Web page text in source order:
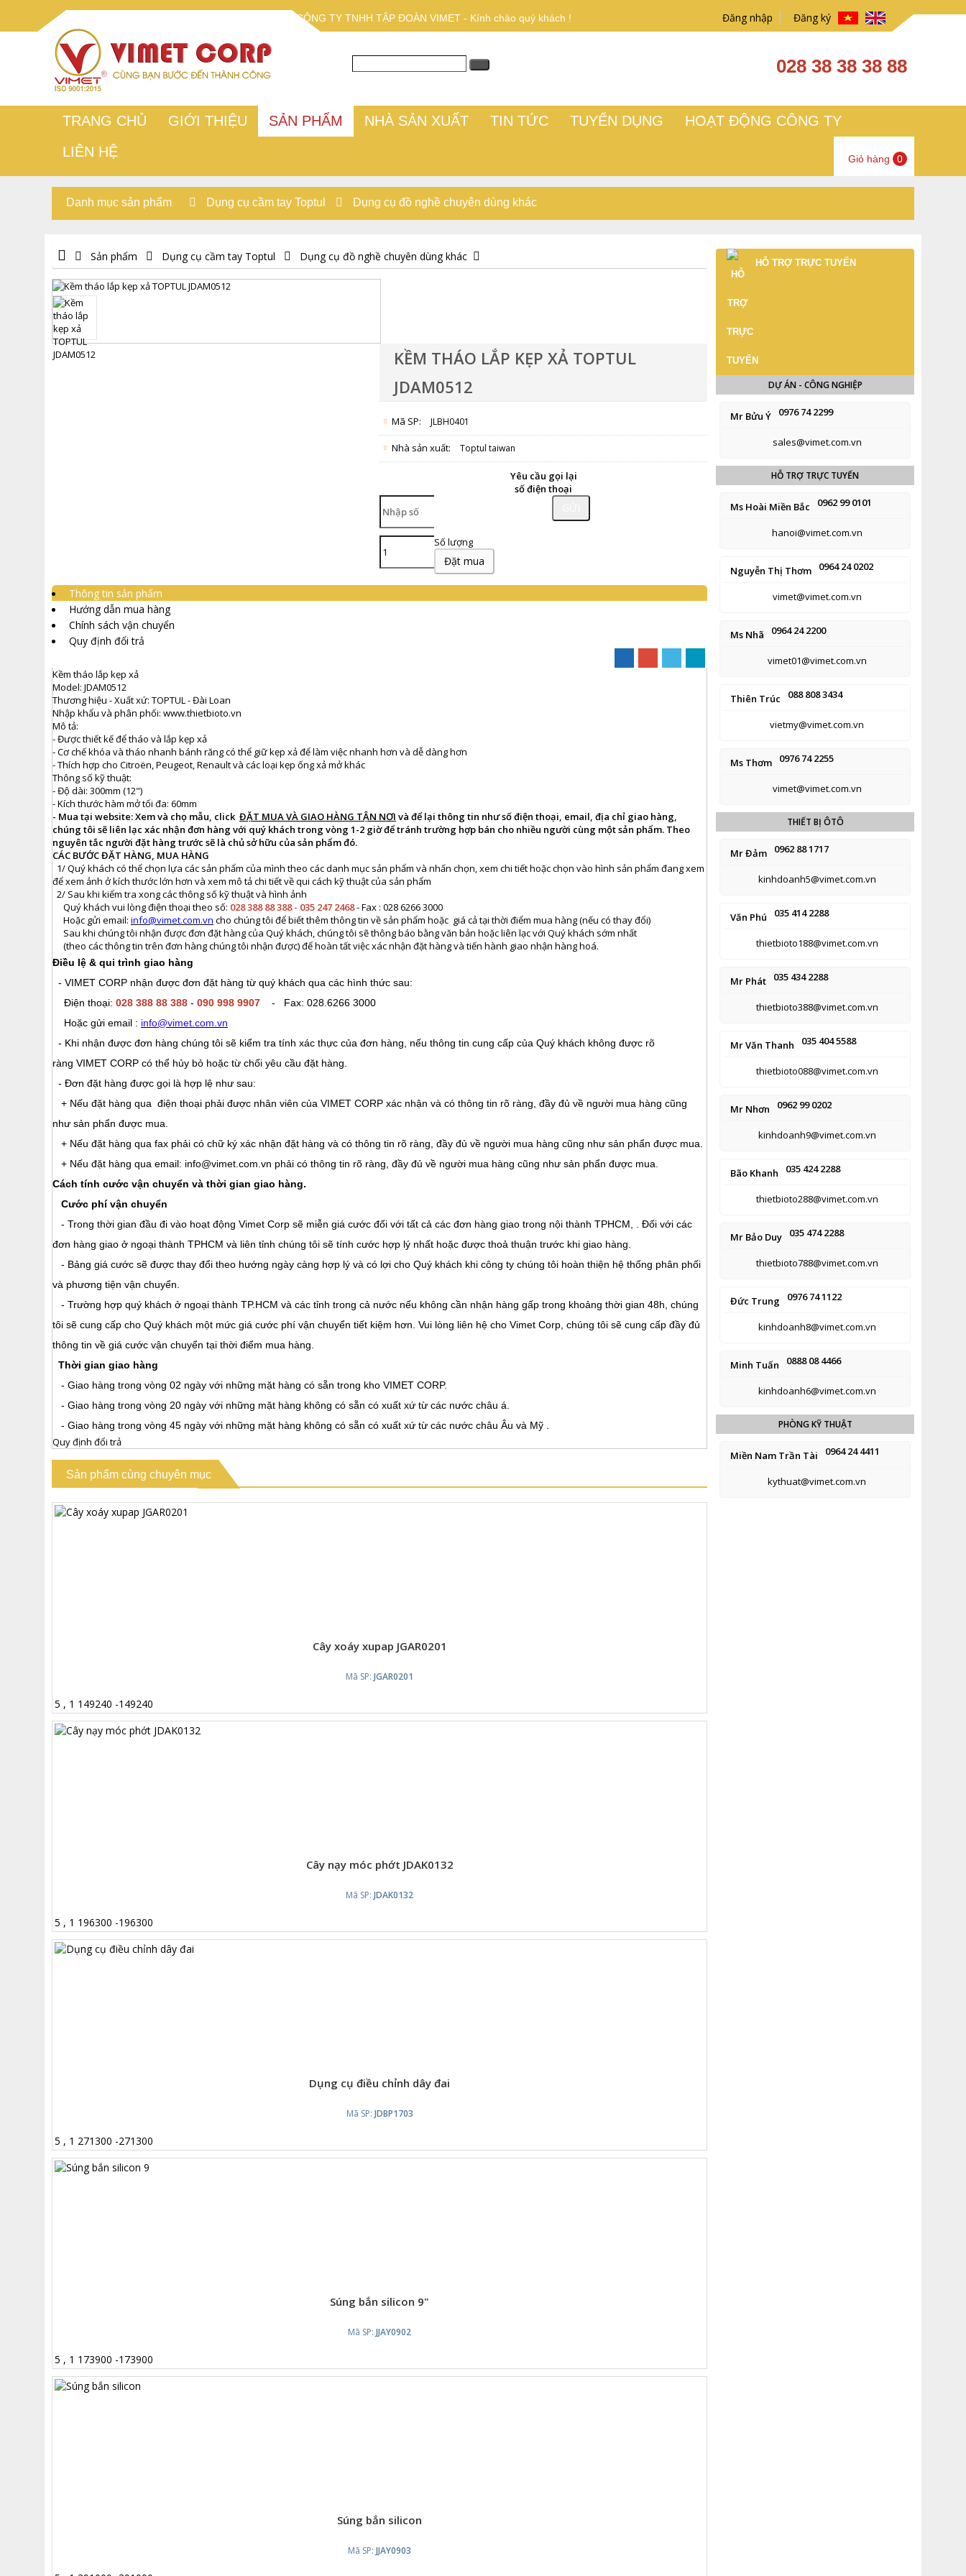
CÔNG TY TNHH TẬP ĐOÀN VIMET - Kính chào quý khách ! Đăng nhập Đăng ký
028 38 38 38 88
TRANG CHỦ GIỚI THIỆU SẢN PHẨM NHÀ SẢN XUẤT TIN TỨC TUYỂN DỤNG
HOẠT ĐỘNG CÔNG TY
LIÊN HỆ
Giỏ hàng 0
Danh mục sản phẩm Dụng cụ cầm tay Toptul Dụng cụ đồ nghề chuyên dùng khác
Sản phẩm Dụng cụ cầm tay Toptul Dụng cụ đồ nghề chuyên dùng khác
KỀM THÁO LẮP KẸP XẢ TOPTUL
JDAM0512
Mã SP: JLBH0401
Nhà sản xuất: Toptul taiwan
Yêu cầu gọi lại
số điện thoại
Số lượng
Đặt mua
Thông tin sản phẩm
Hướng dẫn mua hàng
Chính sách vận chuyển
Quy định đổi trả
Kềm tháo lắp kẹp xả
Model: JDAM0512
Thương hiệu - Xuất xứ: TOPTUL - Đài Loan
Nhập khẩu và phân phối: www.thietbioto.vn
Mô tả:
- Được thiết kế để tháo và lắp kẹp xả
- Cơ chế khóa và tháo nhanh bánh răng có thể giữ kẹp xả để làm việc nhanh hơn và dễ dàng hơn
- Thích hợp cho Citroën, Peugeot, Renault và các loại kẹp ống xả mở khác
Thông số kỹ thuật:
- Độ dài: 300mm (12")
- Kích thước hàm mở tối đa: 60mm
- Mua tại website:Xem và chọ mẫu, click ĐẶT MUA VÀ GIAO HÀNG TẬN NƠI và để lại thông tin như số điện thoại, email, địa chỉ giao hàng,
chúng tôi sẽ liên lạc xác nhận đơn hàng với quý khách trong vòng 1-2 giờ để tránh trường hợp bán cho nhiều người cùng một sản phẩm. Theo
nguyên tắc người đặt hàng trước sẽ là chủ sở hữu của sản phẩm đó.
CÁC BƯỚC ĐẶT HÀNG, MUA HÀNG
1/ Quý khách có thể chọn lựa các sản phẩm của mình theo các danh mục sản phẩm và nhấn chọn, xem chi tiết hoặc chọn vào hình sản phẩm đang xem
để xem ảnh ở kích thước lớn hơn và xem mô tả chi tiết về qui cách kỹ thuật của sản phẩm
2/ Sau khi kiểm tra xong các thông số kỹ thuật và hình ảnh
Quý khách vui lòng điện thoại theo số: 028 388 88 388 - 035 247 2468- Fax : 028 6266 3000
Hoặc gửi email: info@vimet.com.vn cho chúng tôi để biết thêm thông tin về sản phẩm hoặc giá cả tại thời điểm mua hàng (nếu có thay đổi)
Sau khi chúng tôi nhận được đơn đặt hàng của Quý khách, chúng tôi sẽ thông báo bằng văn bản hoặc liên lạc với Quý khách sớm nhất
(theo các thông tin trên đơn hàng chúng tôi nhận được) để hoàn tất việc xác nhận đặt hàng và tiến hành giao nhận hàng hoá.
Điều lệ & qui trình giao hàng
- VIMET CORP nhận được đơn đặt hàng từ quý khách qua các hình thức sau:
Điện thoại: 028 388 88 388 - 090 998 9907 - Fax: 028.6266 3000
Hoặc gửi email : info@vimet.com.vn
- Khi nhận được đơn hàng chúng tôi sẽ kiểm tra tính xác thực của đơn hàng, nếu thông tin cung cấp của Quý khách không được rõ
ràng VIMET CORP có thể hủy bỏ hoặc từ chối yêu cầu đặt hàng.
- Đơn đặt hàng được gọi là hợp lệ như sau:
+ Nếu đặt hàng qua điện thoại phải được nhân viên của VIMET CORP xác nhận và có thông tin rõ ràng, đầy đủ về người mua hàng cũng
như sản phẩn được mua.
+ Nếu đặt hàng qua fax phải có chữ ký xác nhận đặt hàng và có thông tin rõ ràng, đầy đủ về người mua hàng cũng như sản phẩn được mua.
+ Nếu đặt hàng qua email: info@vimet.com.vn phải có thông tin rõ ràng, đầy đủ về người mua hàng cũng như sản phẩn được mua.
Cách tính cước vận chuyển và thời gian giao hàng.
Cước phí vận chuyển
- Trong thời gian đầu đi vào hoạt động Vimet Corp sẽ miễn giá cước đối với tất cả các đơn hàng giao trong nội thành TPHCM, . Đối với các
đơn hàng giao ở ngoại thành TPHCM và liên tỉnh chúng tôi sẽ tính cước hợp lý nhất hoặc được thoả thuận trước khi giao hàng.
- Bảng giá cước sẽ được thay đổi theo hướng ngày càng hợp lý và có lợi cho Quý khách khi công ty chúng tôi hoàn thiện hệ thống phân phối
và phương tiện vận chuyển.
- Trường hợp quý khách ở ngoại thành TP.HCM và các tỉnh trong cả nước nếu không cần nhận hàng gấp trong khoảng thời gian 48h, chúng
tôi sẽ cung cấp cho Quý khách một mức giá cước phí vận chuyển tiết kiệm hơn. Vui lòng liên hệ cho Vimet Corp, chúng tôi sẽ cung cấp đầy đủ
thông tin về giá cước vận chuyển tại thời điểm mua hàng.
Thời gian giao hàng
- Giao hàng trong vòng 02 ngày với những mặt hàng có sẵn trong kho VIMET CORP.
- Giao hàng trong vòng 20 ngày với những mặt hàng không có sẵn có xuất xứ từ các nước châu á.
- Giao hàng trong vòng 45 ngày với những mặt hàng không có sẵn có xuất xứ từ các nước châu Âu và Mỹ .
Quy định đổi trả
Sản phẩm cùng chuyên mục
Cây xoáy xupap JGAR0201
Mã SP: JGAR0201
5 , 1 149240 -149240
Cây nạy móc phớt JDAK0132
Mã SP: JDAK0132
5 , 1 196300 -196300
Dụng cụ điều chỉnh dây đai
Mã SP: JDBP1703
5 , 1 271300 -271300
Súng bắn silicon 9"
Mã SP: JJAY0902
5 , 1 173900 -173900
Súng bắn silicon
Mã SP: JJAY0903
HỖ TRỢ TRỰC TUYẾN
DỰ ÁN - CÔNG NGHIỆP
Mr Bửu Ý 0976 74 2299
sales@vimet.com.vn
HỖ TRỢ TRỰC TUYẾN
Ms Hoài Miền Bắc 0962 99 0101
hanoi@vimet.com.vn
Nguyễn Thị Thơm 0964 24 0202
vimet@vimet.com.vn
Ms Nhã 0964 24 2200
vimet01@vimet.com.vn
Thiên Trúc 088 808 3434
vietmy@vimet.com.vn
Ms Thơm 0976 74 2255
vimet@vimet.com.vn
THIẾT BỊ ÔTÔ
Mr Đảm 0962 88 1717
kinhdoanh5@vimet.com.vn
Văn Phú 035 414 2288
thietbioto188@vimet.com.vn
Mr Phát 035 434 2288
thietbioto388@vimet.com.vn
Mr Văn Thanh 035 404 5588
thietbioto088@vimet.com.vn
Mr Nhơn 0962 99 0202
kinhdoanh9@vimet.com.vn
Bão Khanh 035 424 2288
thietbioto288@vimet.com.vn
Mr Bảo Duy 035 474 2288
thietbioto788@vimet.com.vn
Đức Trung 0976 74 1122
kinhdoanh8@vimet.com.vn
Minh Tuấn 0888 08 4466
kinhdoanh6@vimet.com.vn
PHÒNG KỸ THUẬT
Miền Nam Trần Tài 0964 24 4411
kythuat@vimet.com.vn